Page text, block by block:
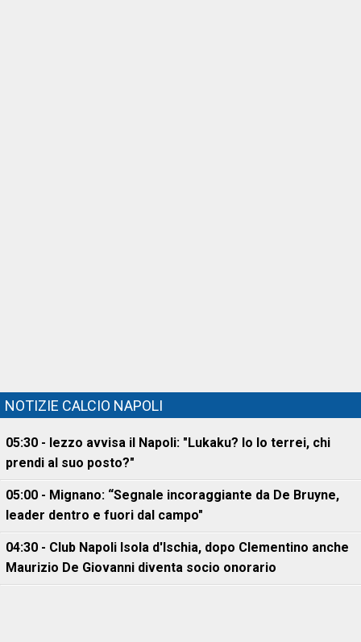
NOTIZIE CALCIO NAPOLI
05:30 - Iezzo avvisa il Napoli: "Lukaku? Io lo terrei, chi
prendi al suo posto?"
05:00 - Mignano: “Segnale incoraggiante da De Bruyne,
leader dentro e fuori dal campo"
04:30 - Club Napoli Isola d'Ischia, dopo Clementino anche
Maurizio De Giovanni diventa socio onorario